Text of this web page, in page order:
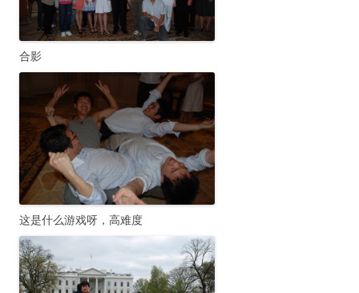
合影
这是什么游戏呀，高难度